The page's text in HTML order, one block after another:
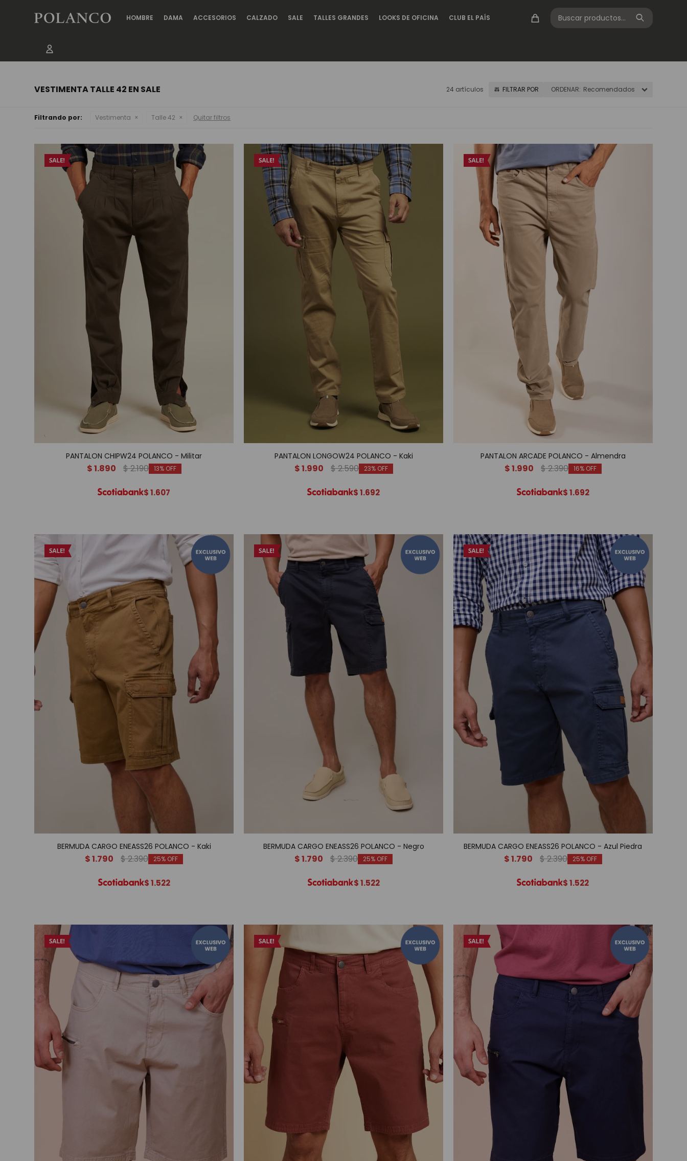
HOMBRE DAMA ACCESORIOS CALZADO SALE TALLES GRANDES LOOKS DE OFICINA CLUB EL PAÍS
VESTIMENTA TALLE 42 EN SALE 24 artículos Recomendados
Filtrando por: Vestimenta Talle 42 Quitar filtros
PANTALON CHIPW24 POLANCO - Militar
$1.890 $2.190 13
$1.607
PANTALON LONGOW24 POLANCO - Kaki
$1.990 $2.590 23
$1.692
PANTALON ARCADE POLANCO - Almendra
$1.990 $2.390 16
$1.692
BERMUDA CARGO ENEASS26 POLANCO - Kaki
$1.790 $2.390 25
$1.522
BERMUDA CARGO ENEASS26 POLANCO - Negro
$1.790 $2.390 25
$1.522
BERMUDA CARGO ENEASS26 POLANCO - Azul Piedra
$1.790 $2.390 25
$ 1.522